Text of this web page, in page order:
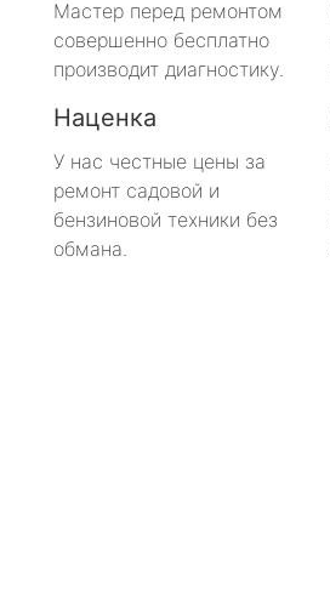
Мастер перед ремонтом
совершенно бесплатно
производит диагностику.
Наценка
У нас честные цены за
ремонт садовой и
бензиновой техники без
обмана.